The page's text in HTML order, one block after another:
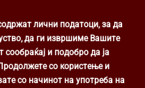
1, Скопје
лични податоци, за да
да ги извршиме Вашите
и подобро да ја
со користење и
со начинот на употреба на